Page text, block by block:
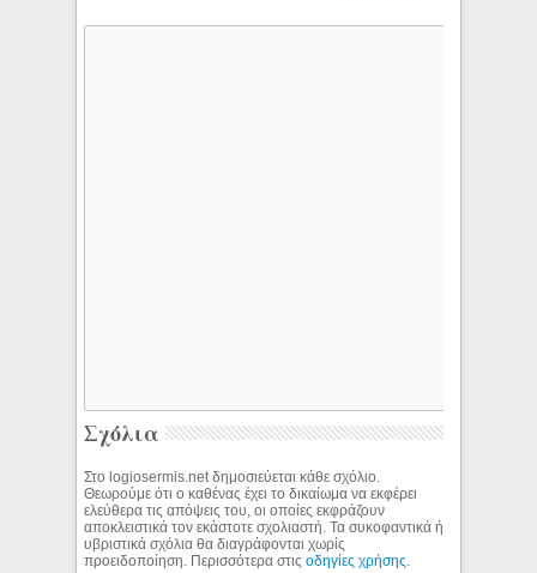
Σχόλια
Στο logiosermis.net δημοσιεύεται κάθε σχόλιο.
Θεωρούμε ότι ο καθένας έχει το δικαίωμα να εκφέρει
ελεύθερα τις απόψεις του, οι οποίες εκφράζουν
αποκλειστικά τον εκάστοτε σχολιαστή. Τα συκοφαντικά ή
υβριστικά σχόλια θα διαγράφονται χωρίς
προειδοποίηση. Περισσότερα στιςοδηγίες χρήσης.